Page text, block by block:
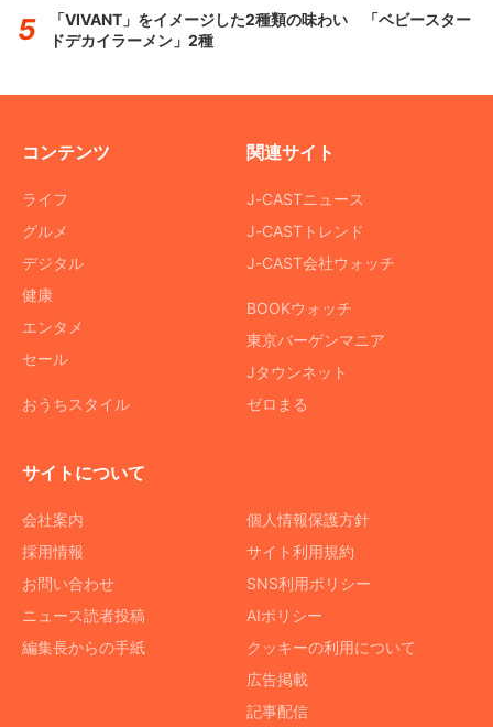
「VIVANT」をイメージした2種類の味わい 「ベビースター
ドデカイラーメン」2種
コンテンツ
ライフ
グルメ
デジタル
健康
エンタメ
セール
おうちスタイル
関連サイト
J-CASTニュース
J-CASTトレンド
J-CAST会社ウォッチ
BOOKウォッチ
東京バーゲンマニア
Jタウンネット
ゼロまる
サイトについて
会社案内
採用情報
お問い合わせ
ニュース読者投稿
編集長からの手紙
個人情報保護方針
サイト利用規約
SNS利用ポリシー
AIポリシー
クッキーの利用について
広告掲載
記事配信